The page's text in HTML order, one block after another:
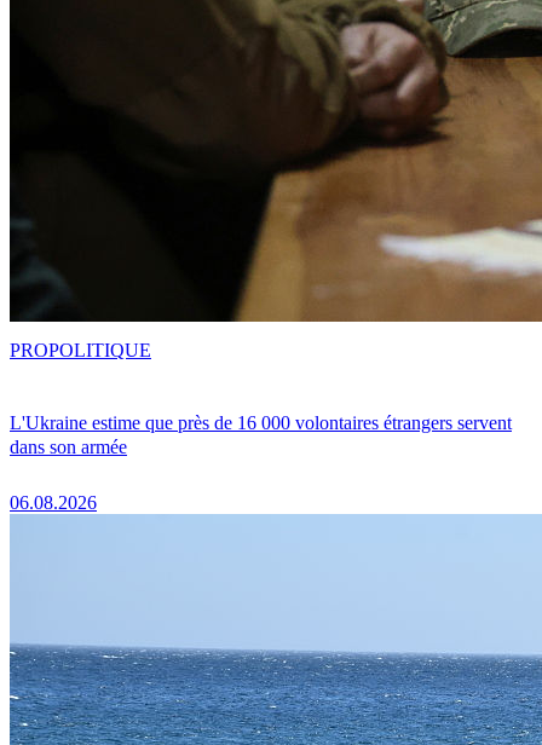
L'Ukraine estime que près de 16 000 volontaires étrangers servent
dans son armée
06.08.2026
PROPOLITIQUE